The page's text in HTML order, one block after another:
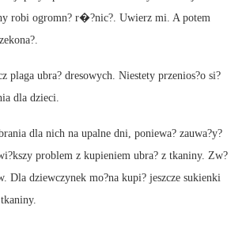
robi ogromn? r�?nic?. Uwierz mi. A potem
plaga ubra? dresowych. Niestety przenios?o si?
dla dzieci.
dla nich na upalne dni, poniewa? zauwa?y?
problem z kupieniem ubra? z tkaniny. Zw?
Dla dziewczynek mo?na kupi? jeszcze sukienki